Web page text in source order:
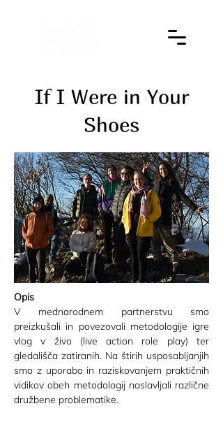
If I Were in Your
Shoes
Opis
V mednarodnem partnerstvu smo
preizkušali in povezovali metodologije igre
vlog v živo (live action role play) ter
gledališča zatiranih. Na štirih usposabljanjih
smo z uporabo in raziskovanjem praktičnih
vidikov obeh metodologij naslavljali različne
družbene problematike.